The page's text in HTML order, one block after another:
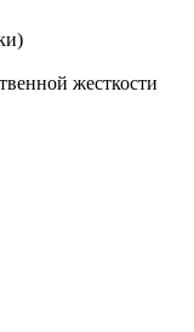
жесткости